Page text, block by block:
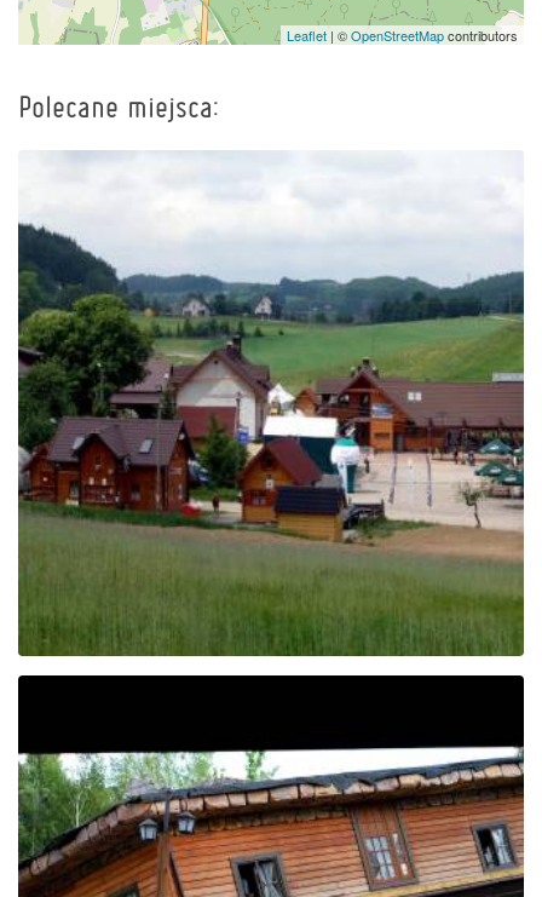
Leaflet | ©OpenStreetMapcontributors
Polecane miejsca:
Centrum aktywnego
wypoczynku
KOSZAŁKOWO